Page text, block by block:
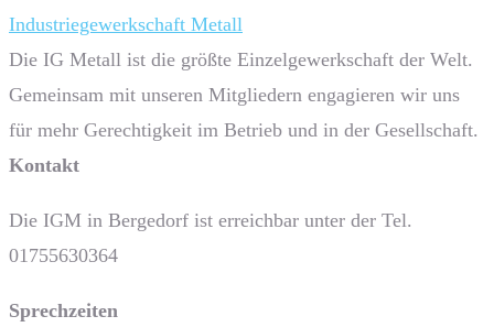
Industriegewerkschaft Metall
Die IG Metall ist die größte Einzelgewerkschaft der Welt.
Gemeinsam mit unseren Mitgliedern engagieren wir uns
für mehr Gerechtigkeit im Betrieb und in der Gesellschaft.
Kontakt
Die IGM in Bergedorf ist erreichbar unter der Tel.
01755630364
Sprech­zeiten